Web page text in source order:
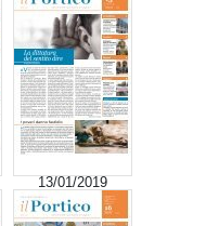
13/01/2019